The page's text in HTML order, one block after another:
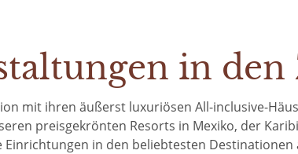
in den
mit ihren äußerst luxuriösen All-inclusive-
preisgekrönten Resorts in Mexiko, der
Einrichtungen in den beliebtesten